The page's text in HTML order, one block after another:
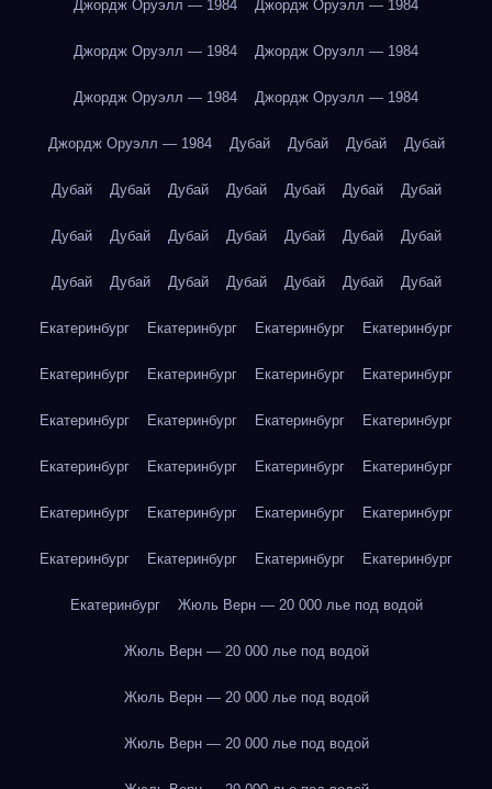
Джордж Оруэлл — 1984 Джордж Оруэлл — 1984
Джордж Оруэлл — 1984 Джордж Оруэлл — 1984
Джордж Оруэлл — 1984 Джордж Оруэлл — 1984
Джордж Оруэлл — 1984 Дубай Дубай Дубай Дубай
Дубай Дубай Дубай Дубай Дубай Дубай Дубай
Дубай Дубай Дубай Дубай Дубай Дубай Дубай
Дубай Дубай Дубай Дубай Дубай Дубай Дубай
Екатеринбург Екатеринбург Екатеринбург Екатеринбург
Екатеринбург Екатеринбург Екатеринбург Екатеринбург
Екатеринбург Екатеринбург Екатеринбург Екатеринбург
Екатеринбург Екатеринбург Екатеринбург Екатеринбург
Екатеринбург Екатеринбург Екатеринбург Екатеринбург
Екатеринбург Екатеринбург Екатеринбург Екатеринбург
Екатеринбург Жюль Верн — 20 000 лье под водой
Жюль Верн — 20 000 лье под водой
Жюль Верн — 20 000 лье под водой
Жюль Верн — 20 000 лье под водой